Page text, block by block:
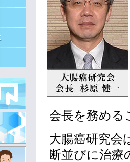
会長を務める
大腸癌研究会
断並びに治療